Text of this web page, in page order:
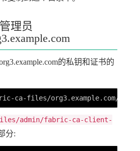
理员
的私钥和证书的
admin/fabric-ca-client-
分: